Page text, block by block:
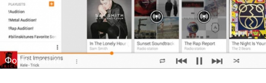
Фото: vesti.ru